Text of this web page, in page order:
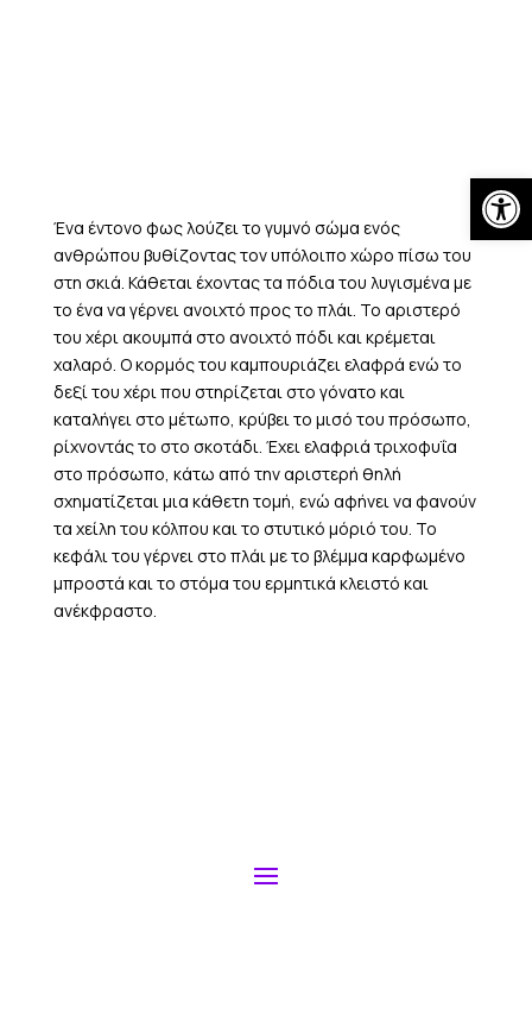
Ένα έντονο φως λούζει το γυμνό σώμα ενός
ανθρώπου βυθίζοντας τον υπόλοιπο χώρο πίσω του
στη σκιά. Κάθεται έχοντας τα πόδια του λυγισμένα με
το ένα να γέρνει ανοιχτό προς το πλάι. Το αριστερό
του χέρι ακουμπά στο ανοιχτό πόδι και κρέμεται
χαλαρό. Ο κορμός του καμπουριάζει ελαφρά ενώ το
δεξί του χέρι που στηρίζεται στο γόνατο και
καταλήγει στο μέτωπο, κρύβει το μισό του πρόσωπο,
ρίχνοντάς το στο σκοτάδι. Έχει ελαφριά τριχοφυΐα
στο πρόσωπο, κάτω από την αριστερή θηλή
σχηματίζεται μια κάθετη τομή, ενώ αφήνει να φανούν
τα χείλη του κόλπου και το στυτικό μόριό του. Το
κεφάλι του γέρνει στο πλάι με το βλέμμα καρφωμένο
μπροστά και το στόμα του ερμητικά κλειστό και
ανέκφραστο.